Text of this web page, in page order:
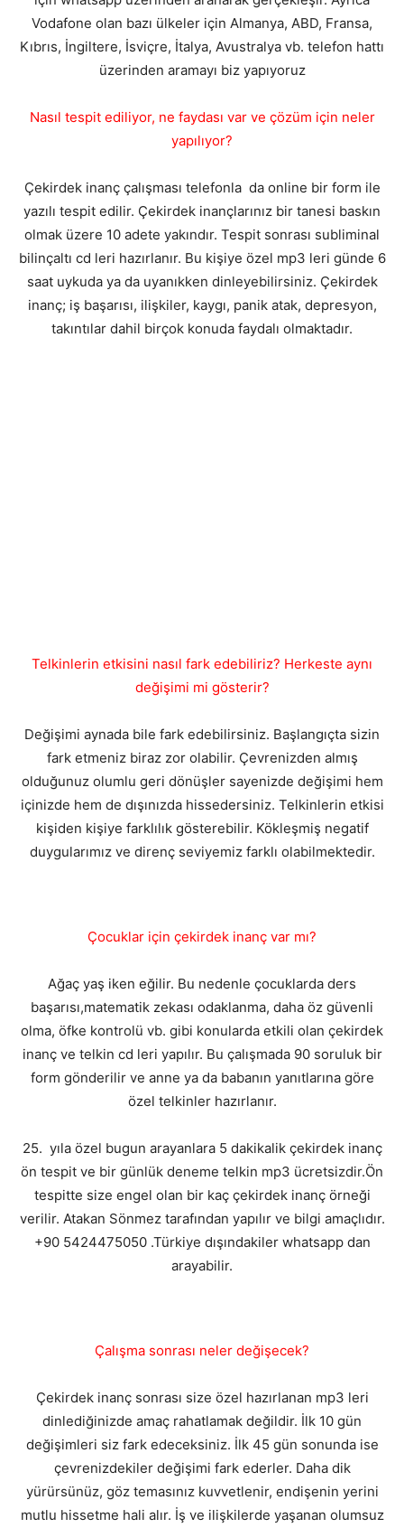
Vodafone olan bazı ülkeler için Almanya, ABD, Fransa,
Kıbrıs, İngiltere, İsviçre, İtalya, Avustralya vb. telefon hattı
üzerinden aramayı biz yapıyoruz
Nasıl tespit ediliyor, ne faydası var ve çözüm için neler
yapılıyor?
Çekirdek inanç çalışması telefonla da online bir form ile
yazılı tespit edilir. Çekirdek inançlarınız bir tanesi baskın
olmak üzere 10 adete yakındır. Tespit sonrası subliminal
bilinçaltı cd leri hazırlanır. Bu kişiye özel mp3 leri günde 6
saat uykuda ya da uyanıkken dinleyebilirsiniz. Çekirdek
inanç; iş başarısı, ilişkiler, kaygı, panik atak, depresyon,
takıntılar dahil birçok konuda faydalı olmaktadır.
Telkinlerin etkisini nasıl fark edebiliriz? Herkeste aynı
değişimi mi gösterir?
Değişimi aynada bile fark edebilirsiniz. Başlangıçta sizin
fark etmeniz biraz zor olabilir. Çevrenizden almış
olduğunuz olumlu geri dönüşler sayenizde değişimi hem
içinizde hem de dışınızda hissedersiniz. Telkinlerin etkisi
kişiden kişiye farklılık gösterebilir. Kökleşmiş negatif
duygularımız ve direnç seviyemiz farklı olabilmektedir.
Çocuklar için çekirdek inanç var mı?
Ağaç yaş iken eğilir. Bu nedenle çocuklarda ders
başarısı,matematik zekası odaklanma, daha öz güvenli
olma, öfke kontrolü vb. gibi konularda etkili olan çekirdek
inanç ve telkin cd leri yapılır. Bu çalışmada 90 soruluk bir
form gönderilir ve anne ya da babanın yanıtlarına göre
özel telkinler hazırlanır.
25. yıla özel bugun arayanlara 5 dakikalik çekirdek inanç
ön tespit ve bir günlük deneme telkin mp3 ücretsizdir.Ön
tespitte size engel olan bir kaç çekirdek inanç örneği
verilir. Atakan Sönmez tarafından yapılır ve bilgi amaçlıdır.
+90 5424475050 .Türkiye dışındakiler whatsapp dan
arayabilir.
Çalışma sonrası neler değişecek?
Çekirdek inanç sonrası size özel hazırlanan mp3 leri
dinlediğinizde amaç rahatlamak değildir. İlk 10 gün
değişimleri siz fark edeceksiniz. İlk 45 gün sonunda ise
çevrenizdekiler değişimi fark ederler. Daha dik
yürürsünüz, göz temasınız kuvvetlenir, endişenin yerini
mutlu hissetme hali alır. İş ve ilişkilerde yaşanan olumsuz